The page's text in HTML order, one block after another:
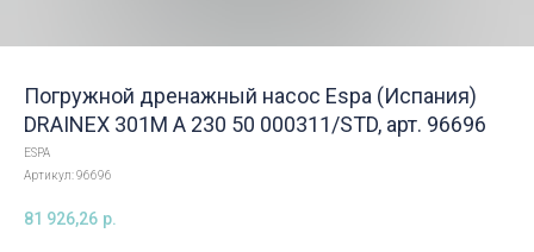
Погружной дренажный насос Espa (Испания)
DRAINEX 301M A 230 50 000311/STD, арт. 96696
ESPA
Артикул:96696
81 926,26 р.